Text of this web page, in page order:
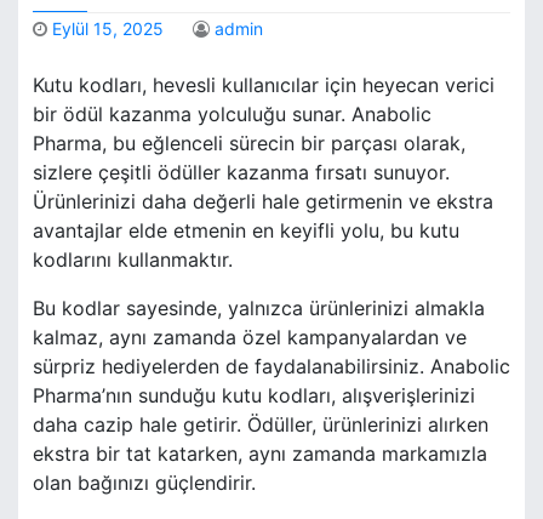
Eylül 15, 2025 admin
Kutu kodları, hevesli kullanıcılar için heyecan verici
bir ödül kazanma yolculuğu sunar. Anabolic
Pharma, bu eğlenceli sürecin bir parçası olarak,
sizlere çeşitli ödüller kazanma fırsatı sunuyor.
Ürünlerinizi daha değerli hale getirmenin ve ekstra
avantajlar elde etmenin en keyifli yolu, bu kutu
kodlarını kullanmaktır.
Bu kodlar sayesinde, yalnızca ürünlerinizi almakla
kalmaz, aynı zamanda özel kampanyalardan ve
sürpriz hediyelerden de faydalanabilirsiniz. Anabolic
Pharma’nın sunduğu kutu kodları, alışverişlerinizi
daha cazip hale getirir. Ödüller, ürünlerinizi alırken
ekstra bir tat katarken, aynı zamanda markamızla
olan bağınızı güçlendirir.